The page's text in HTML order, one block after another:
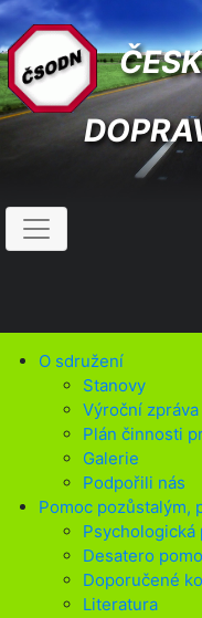
O sdružení
Stanovy
Výroční
Plán činnosti
Galerie
Podpořili nás
Pomoc pozůstalým,
Psychologická
Desatero
Doporučené
Literatura